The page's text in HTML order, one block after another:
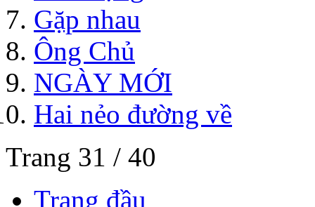
Gặp nhau
Ông Chủ
NGÀY MỚI
Hai nẻo đường về
Trang 31 / 40
Trang đầu